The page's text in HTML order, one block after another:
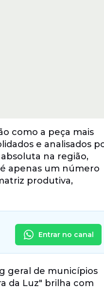
como a peça mais
e analisados
na região,
apenas um número
produtiva,
Entrar no canal
geral de municípios
da Luz" brilha com